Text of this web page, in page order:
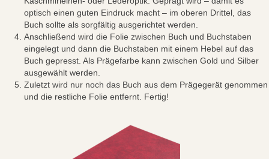
optisch einen guten Eindruck macht – im oberen Drittel, das
Buch sollte als sorgfältig ausgerichtet werden.
Anschließend wird die Folie zwischen Buch und Buchstaben
eingelegt und dann die Buchstaben mit einem Hebel auf das
Buch gepresst. Als Prägefarbe kann zwischen Gold und Silber
ausgewählt werden.
Zuletzt wird nur noch das Buch aus dem Prägegerät genommen
und die restliche Folie entfernt. Fertig!